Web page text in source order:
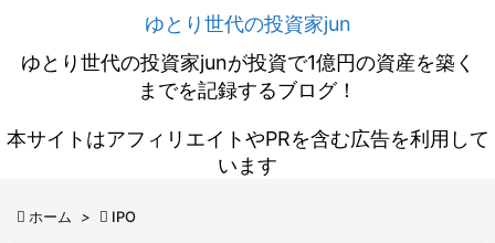
ゆとり世代の投資家jun
ゆとり世代の投資家junが投資で1億円の資産を築く
までを記録するブログ！
本サイトはアフィリエイトやPRを含む広告を利用して
います
 ホーム >  IPO